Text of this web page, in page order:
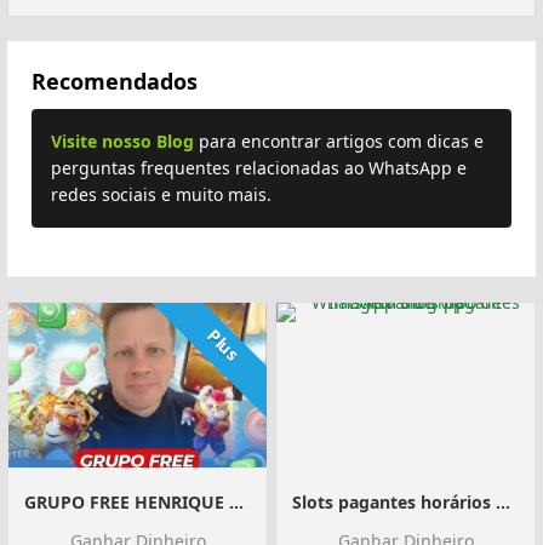
Recomendados
Visite nosso Blog para encontrar artigos com dicas e
perguntas frequentes relacionadas ao WhatsApp e
redes sociais e muito mais.
Plus
GRUPO FREE HENRIQUE NETO
Slots pagantes horários vip